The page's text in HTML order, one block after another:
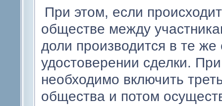
При этом, если
обществе между
доли производится в те
удостоверении сделки.
необходимо включить
общества и потом